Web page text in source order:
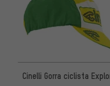
Cinelli Gorra ciclista